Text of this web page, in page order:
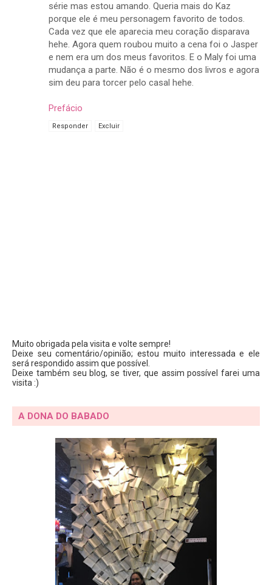
série mas estou amando. Queria mais do Kaz
porque ele é meu personagem favorito de todos.
Cada vez que ele aparecia meu coração disparava
hehe. Agora quem roubou muito a cena foi o Jasper
e nem era um dos meus favoritos. E o Maly foi uma
mudança a parte. Não é o mesmo dos livros e agora
sim deu para torcer pelo casal hehe.
Prefácio
Responder Excluir
Muito obrigada pela visita e volte sempre!
Deixe seu comentário/opinião; estou muito interessada e ele
será respondido assim que possível.
Deixe também seu blog, se tiver, que assim possível farei uma
visita :)
A DONA DO BABADO